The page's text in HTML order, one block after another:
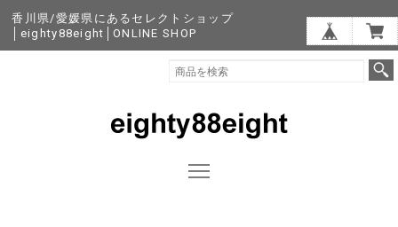
香川県/愛媛県にあるセレクトショップ
│eighty88eight│ONLINE SHOP